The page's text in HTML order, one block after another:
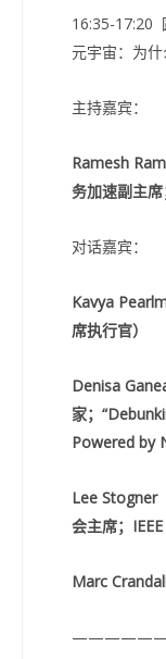
16:35-17:20
元宇宙：为
主持嘉宾：
Ramesh
务加速副主席
对话嘉宾：
Kavya
席执行官）
Denisa
家；
Powered by
Lee Stogner
会主席；
Marc